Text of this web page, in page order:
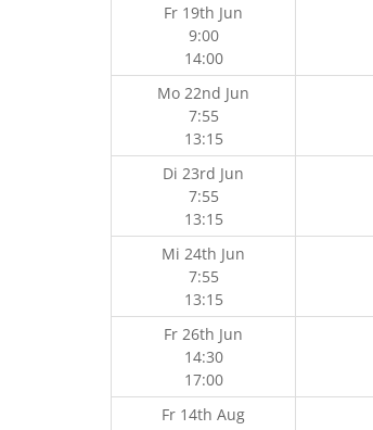
Fr 19th Jun
9:00
14:00
Mo 22nd Jun
7:55
13:15
Di 23rd Jun
7:55
13:15
Mi 24th Jun
7:55
13:15
Fr 26th Jun
14:30
17:00
Fr 14th Aug